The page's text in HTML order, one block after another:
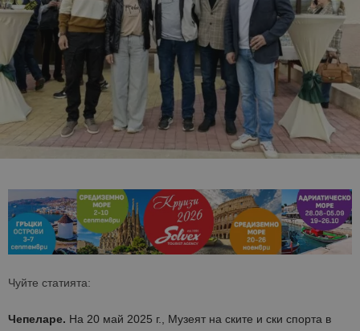
Чуйте статията:
Чепеларе. На 20 май 2025 г., Музеят на ските и ски спорта в